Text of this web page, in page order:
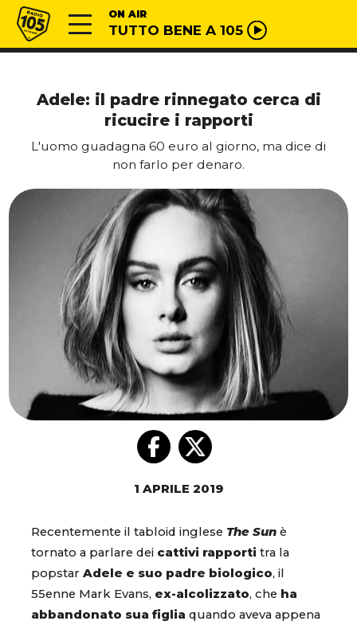
Vai al contenuto
Radio 105 ON AIR
TUTTO BENE A 105
Adele: il padre rinnegato cerca di
ricucire i rapporti
L'uomo guadagna 60 euro al giorno, ma dice di
non farlo per denaro.
1 APRILE 2019
Recentemente il tabloid inglese The Sun è
tornato a parlare dei cattivi rapporti tra la
popstar Adele e suo padre biologico, il
55enne Mark Evans, ex-alcolizzato, che ha
abbandonato sua figlia quando aveva appena